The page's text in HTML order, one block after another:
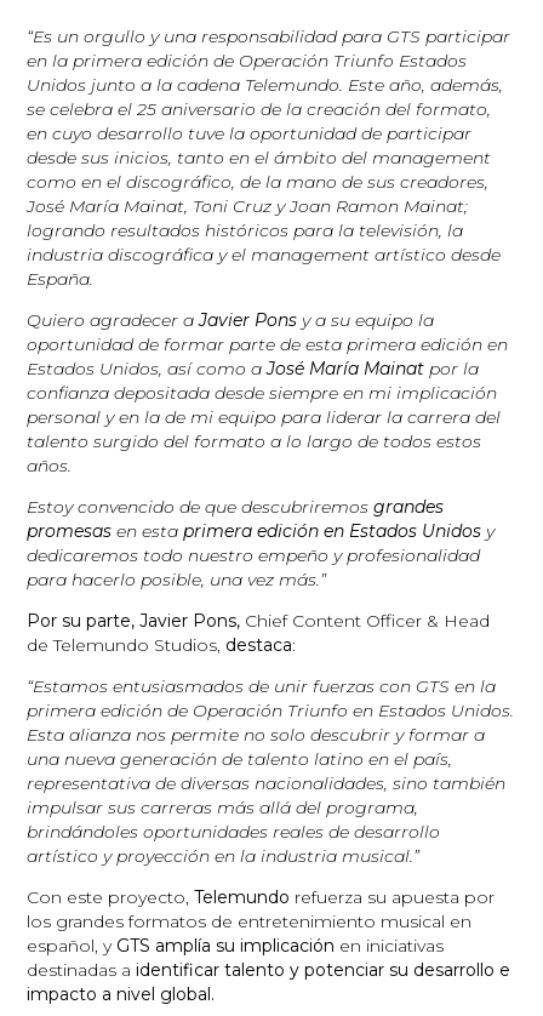
“Es un orgullo y una responsabilidad para GTS participar
en la primera edición de Operación Triunfo Estados
Unidos junto a la cadena Telemundo. Este año, además,
se celebra el 25 aniversario de la creación del formato,
en cuyo desarrollo tuve la oportunidad de participar
desde sus inicios, tanto en el ámbito del management
como en el discográfico, de la mano de sus creadores,
José María Mainat, Toni Cruz y Joan Ramon Mainat;
logrando resultados históricos para la televisión, la
industria discográfica y el management artístico desde
España.
Quiero agradecer aJavier Pons y a su equipo la
oportunidad de formar parte de esta primera edición en
Estados Unidos, así como aJosé María Mainat por la
confianza depositada desde siempre en mi implicación
personal y en la de mi equipo para liderar la carrera del
talento surgido del formato a lo largo de todos estos
años.
Estoy convencido de que descubriremosgrandes
promesas en esta primera edición en Estados Unidos y
dedicaremos todo nuestro empeño y profesionalidad
para hacerlo posible, una vez más.”
Por su parte, Javier Pons, Chief Content Officer & Head
de Telemundo Studios, destaca:
“Estamos entusiasmados de unir fuerzas con GTS en la
primera edición de Operación Triunfo en Estados Unidos.
Esta alianza nos permite no solo descubrir y formar a
una nueva generación de talento latino en el país,
representativa de diversas nacionalidades, sino también
impulsar sus carreras más allá del programa,
brindándoles oportunidades reales de desarrollo
artístico y proyección en la industria musical.”
Con este proyecto,Telemundo refuerza su apuesta por
los grandes formatos de entretenimiento musical en
español, y GTS amplía su implicación en iniciativas
destinadas aidentificar talento y potenciar su desarrollo e
impacto a nivel global.